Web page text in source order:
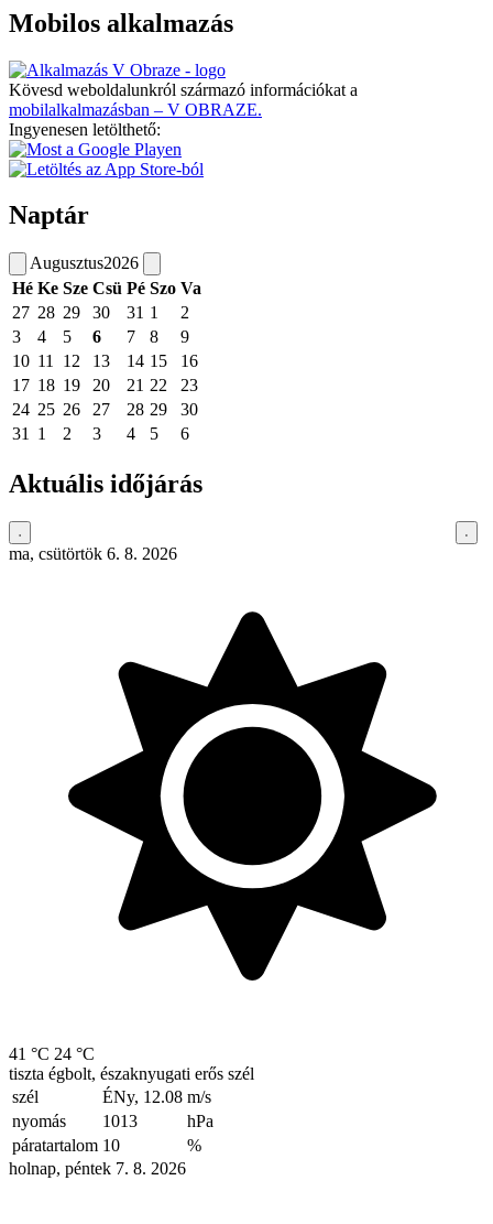
Mobilos alkalmazás
Kövesd weboldalunkról származó információkat a
mobilalkalmazásban – V OBRAZE.
Ingyenesen letölthető:
Naptár
Augusztus2026
Hé Ke Sze Csü Pé Szo Va
27 28 29 30 31 1
2
3
4 5 6 7 8
9
10 11 12 13 14 15
16
17 18 19 20 21 22
23
24 25 26 27 28 29
30
31
1 2 3 4 5 6
Aktuális időjárás
ma, csütörtök 6. 8. 2026
41 °C 24 °C
tiszta égbolt, északnyugati erős szél
szél
ÉNy, 12.08 m/s
nyomás
1013
hPa
páratartalom 10
%
holnap, péntek 7. 8. 2026